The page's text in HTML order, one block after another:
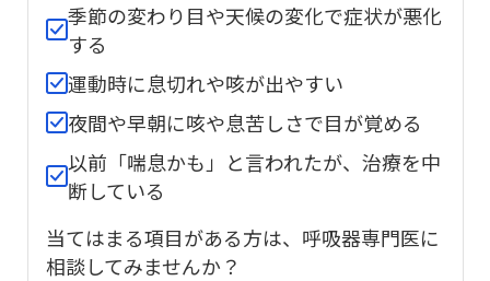
季節の変わり目や天候の変化で症状が悪化
する
運動時に息切れや咳が出やすい
夜間や早朝に咳や息苦しさで目が覚める
以前「喘息かも」と言われたが、治療を中
断している
当てはまる項目がある方は、呼吸器専門医に
相談してみませんか？